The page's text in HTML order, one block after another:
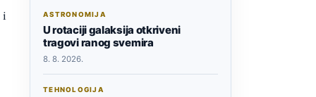
i ASTRONOMIJA
U rotaciji galaksija otkriveni
tragovi ranog svemira
8. 8. 2026.
TEHNOLOGIJA